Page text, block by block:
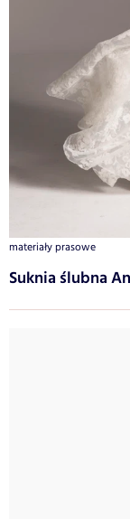
materiały prasowe
Suknia ślubna